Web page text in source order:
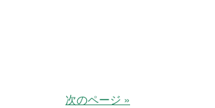
次のページ »